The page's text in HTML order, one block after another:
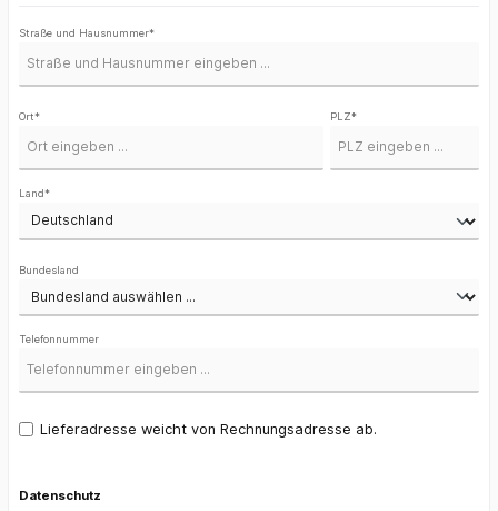
Straße und Hausnummer*
Ort* PLZ*
Land*
Bundesland
Telefonnummer
Lieferadresse weicht von Rechnungsadresse ab.
Datenschutz